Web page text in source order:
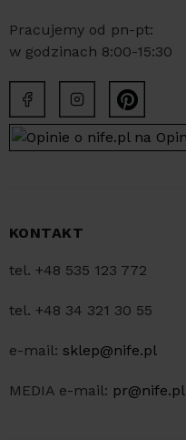
Pracujemy od pn-pt:
w godzinach 8:00-15:30
KONTAKT
tel. +48 535 123 772
tel. +48 34 321 30 55
e-mail: sklep@nife.pl
MEDIA e-mail: pr@nife.pl